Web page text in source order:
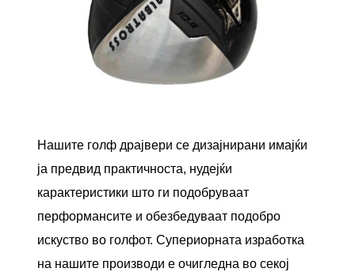
Нашите голф драјвери се дизајнирани имајќи
ја предвид практичноста, нудејќи
карактеристики што ги подобруваат
перформансите и обезбедуваат подобро
искуство во голфот. Супериорната изработка
на нашите производи е очигледна во секој